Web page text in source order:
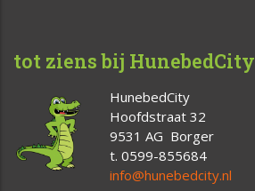
tot ziens bij HunebedCity
HunebedCity
Hoofdstraat 32
9531 AG Borger
t. 0599-855684
info@hunebedcity.nl